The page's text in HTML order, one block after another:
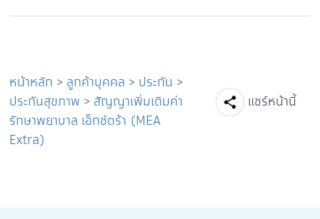
หน้าหลัก > ลูกค้าบุคคล > ประกัน >
ประกันสุขภาพ > สัญญาเพิ่มเติมค่า
รักษาพยาบาล เอ็กซ์ตร้า (MEA
Extra)
แชร์หน้านี้
Facebook
Line